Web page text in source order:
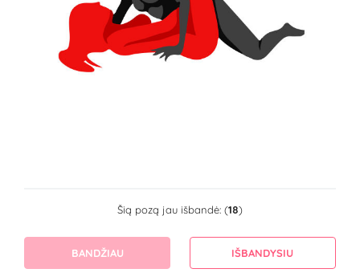
Šią pozą jau išbandė: (18)
BANDŽIAU IŠBANDYSIU